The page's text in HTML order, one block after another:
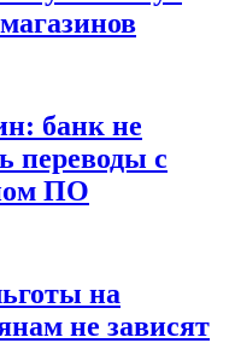
банк не
переводы с
ПО
на
не зависят